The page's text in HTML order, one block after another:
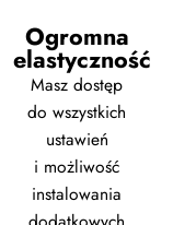
Ogromna
elastyczność
Masz dostęp
do wszystkich
ustawień
i możliwość
instalowania